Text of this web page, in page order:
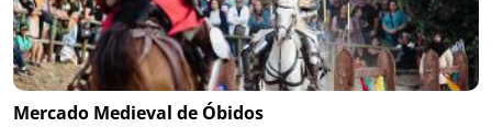
Mercado Medieval de Óbidos